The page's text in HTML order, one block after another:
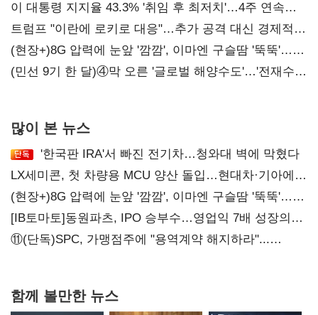
이 대통령 지지율 43.3% '취임 후 최저치'…4주 연속
'하락'
트럼프 "이란에 로키로 대응"…추가 공격 대신 경제적
압박 시사
(현장+)8G 압력에 눈앞 '깜깜', 이마엔 구슬땀 '뚝뚝'…
화려한 에어쇼 뒤 땀방울
(민선 9기 한 달)④막 오른 '글로벌 해양수도'…'전재수
많이 본 뉴스
'한국판 IRA'서 빠진 전기차…청와대 벽에 막혔다
LX세미콘, 첫 차량용 MCU 양산 돌입…현대차·기아에
공급
(현장+)8G 압력에 눈앞 '깜깜', 이마엔 구슬땀 '뚝뚝'…
화려한 에어쇼 뒤 땀방울
[IB토마토]동원파츠, IPO 승부수…영업익 7배 성장의
이면은 고객 편중
⑪(단독)SPC, 가맹점주에 "용역계약 해지하라"...
함께 볼만한 뉴스